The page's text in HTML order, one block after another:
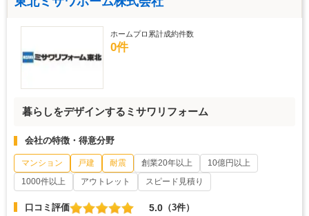
ホームプロ累計成約件数
0件
暮らしをデザインするミサワリフォーム
会社の特徴・得意分野
マンション 戸建 耐震 創業20年以上
10億円以上
1000件以上
アウトレット スピード見積り
口コミ評価 5.0 （3件）